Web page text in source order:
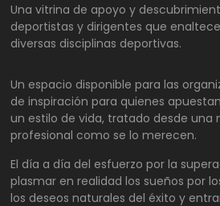
Una vitrina de apoyo y
deportistas y dirigentes que
diversas disciplinas deportivas.
Un espacio disponible para las
de inspiración para quienes
un estilo de vida, tratado desde
profesional como se lo merecen.
El día a día del esfuerzo por la
plasmar en realidad los sueños por
los deseos naturales del éxito y